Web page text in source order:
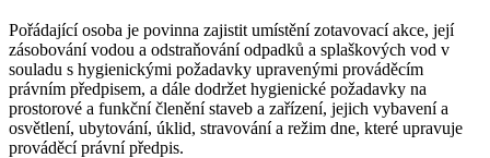
Pořádající osoba je povinna zajistit umístění zotavovací akce, její
zásobování vodou a odstraňování odpadků a splaškových vod v
souladu s hygienickými požadavky upravenými prováděcím
právním předpisem, a dále dodržet hygienické požadavky na
prostorové a funkční členění staveb a zařízení, jejich vybavení a
osvětlení, ubytování, úklid, stravování a režim dne, které upravuje
prováděcí právní předpis.